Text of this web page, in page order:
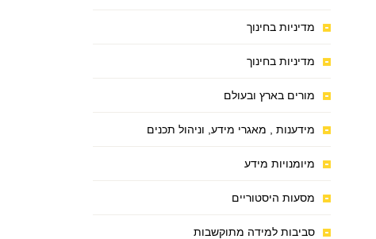
מדיניות בחינוך
מדיניות בחינוך
מורים בארץ ובעולם
מידענות , מאגרי מידע, וניהול תכנים
מיומנויות מידע
מסעות היסטוריים
סביבות למידה מתוקשבות